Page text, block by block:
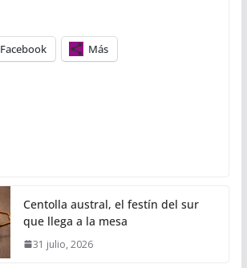
Facebook Más
Centolla austral, el festín del sur
que llega a la mesa
31 julio, 2026